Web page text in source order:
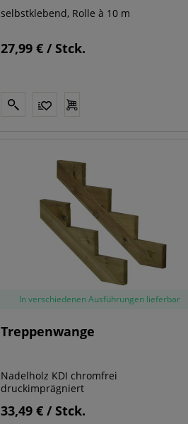
selbstklebend, Rolle à 10 m
27,99 € / Stck.
In verschiedenen Ausführungen lieferbar
Treppenwange
Nadelholz KDI chromfrei
druckimprägniert
33,49 € / Stck.